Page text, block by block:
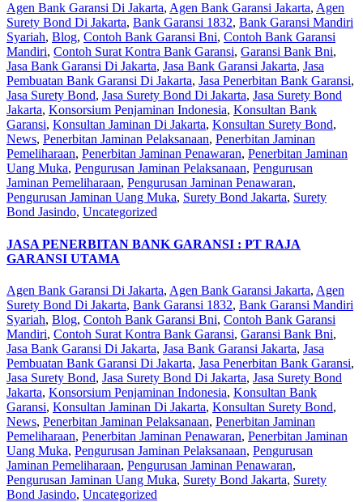
Agen Bank Garansi Di Jakarta, Agen Bank Garansi Jakarta, Agen
Surety Bond Di Jakarta, Bank Garansi 1832, Bank Garansi Mandiri
Syariah, Blog, Contoh Bank Garansi Bni, Contoh Bank Garansi
Mandiri, Contoh Surat Kontra Bank Garansi, Garansi Bank Bni,
Jasa Bank Garansi Di Jakarta, Jasa Bank Garansi Jakarta, Jasa
Pembuatan Bank Garansi Di Jakarta, Jasa Penerbitan Bank Garansi,
Jasa Surety Bond, Jasa Surety Bond Di Jakarta, Jasa Surety Bond
Jakarta, Konsorsium Penjaminan Indonesia, Konsultan Bank
Garansi, Konsultan Jaminan Di Jakarta, Konsultan Surety Bond,
News, Penerbitan Jaminan Pelaksanaan, Penerbitan Jaminan
Pemeliharaan, Penerbitan Jaminan Penawaran, Penerbitan Jaminan
Uang Muka, Pengurusan Jaminan Pelaksanaan, Pengurusan
Jaminan Pemeliharaan, Pengurusan Jaminan Penawaran,
Pengurusan Jaminan Uang Muka, Surety Bond Jakarta, Surety
Bond Jasindo, Uncategorized
JASA PENERBITAN BANK GARANSI : PT RAJA
GARANSI UTAMA
Agen Bank Garansi Di Jakarta, Agen Bank Garansi Jakarta, Agen
Surety Bond Di Jakarta, Bank Garansi 1832, Bank Garansi Mandiri
Syariah, Blog, Contoh Bank Garansi Bni, Contoh Bank Garansi
Mandiri, Contoh Surat Kontra Bank Garansi, Garansi Bank Bni,
Jasa Bank Garansi Di Jakarta, Jasa Bank Garansi Jakarta, Jasa
Pembuatan Bank Garansi Di Jakarta, Jasa Penerbitan Bank Garansi,
Jasa Surety Bond, Jasa Surety Bond Di Jakarta, Jasa Surety Bond
Jakarta, Konsorsium Penjaminan Indonesia, Konsultan Bank
Garansi, Konsultan Jaminan Di Jakarta, Konsultan Surety Bond,
News, Penerbitan Jaminan Pelaksanaan, Penerbitan Jaminan
Pemeliharaan, Penerbitan Jaminan Penawaran, Penerbitan Jaminan
Uang Muka, Pengurusan Jaminan Pelaksanaan, Pengurusan
Jaminan Pemeliharaan, Pengurusan Jaminan Penawaran,
Pengurusan Jaminan Uang Muka, Surety Bond Jakarta, Surety
Bond Jasindo, Uncategorized